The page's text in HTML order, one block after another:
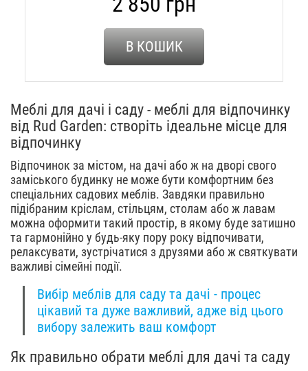
В КОШИК
Меблі для дачі і саду - меблі для відпочинку
від Rud Garden: створіть ідеальне місце для
відпочинку
Відпочинок за містом, на дачі або ж на дворі свого
заміського будинку не може бути комфортним без
спеціальних садових меблів. Завдяки правильно
підібраним кріслам, стільцям, столам або ж лавам
можна оформити такий простір, в якому буде затишно
та гармонійно у будь-яку пору року відпочивати,
релаксувати, зустрічатися з друзями або ж святкувати
важливі сімейні події.
Вибір меблів для саду та дачі - процес
цікавий та дуже важливий, адже від цього
вибору залежить ваш комфорт
Як правильно обрати меблі для дачі та саду